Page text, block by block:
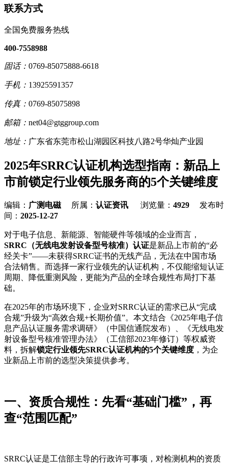
联系方式
全国免费服务热线
400-7558988
固话： 0769-85075888-6618
手机： 13925591357
传真： 0769-85075898
邮箱： net04@gtggroup.com
地址： 广东省东莞市松山湖园区科技八路2号华灿产业园
2025年SRRC认证机构选型指南：新品上
市前锁定行业领先服务商的5个关键维度
编辑： 广测电磁所属： 认证资讯 浏览量： 4929 发布时
间： 2025-12-27
对于电子信息、新能源、智能硬件等领域的企业而言，
SRRC（无线电发射设备型号核准）认证是新品上市前的“必
经关卡”——未获得SRRC证书的无线产品，无法在中国市场
合法销售。而选择一家行业领先的认证机构，不仅能缩短认证
周期、降低重测风险，更能为产品的全球合规性布局打下基
础。
在2025年的市场环境下，企业对SRRC认证的需求已从“完成
合规”升级为“高效合规+长期价值”。本文结合《2025年电子信
息产品认证服务需求调研》（中国信通院发布）、《无线电发
射设备型号核准管理办法》（工信部2023年修订）等权威资
料，拆解锁定行业领先SRRC认证机构的5个关键维度 ，为企
业新品上市前的选型决策提供参考。
一、资质合规性：先看“基础门槛”，再
查“范围匹配”
SRRC认证是工信部主导的行政许可事项，对检测机构的资质